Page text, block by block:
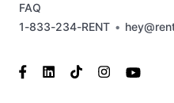
1-833-234-RENT •
FAQ